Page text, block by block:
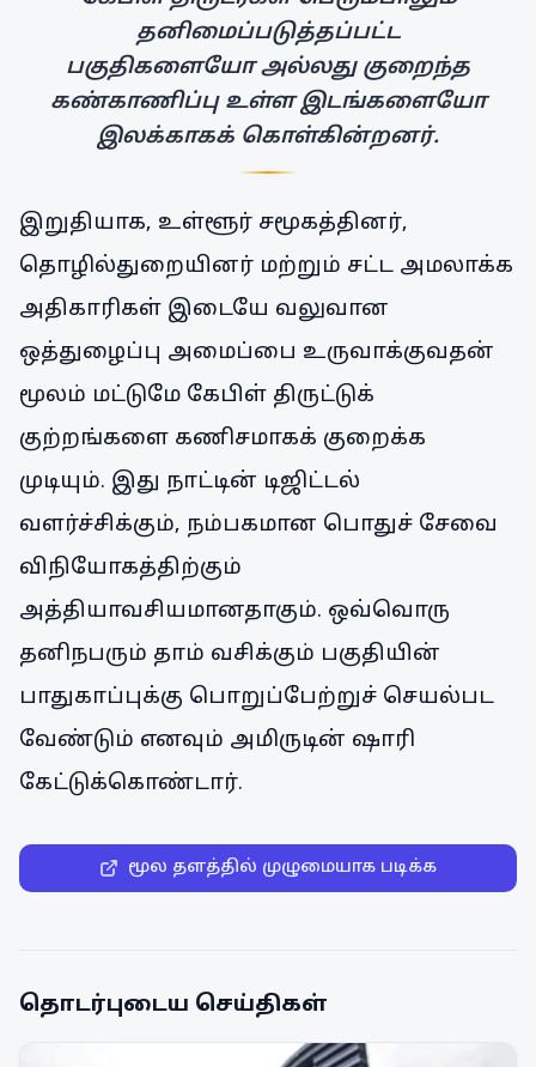
தனிமைப்படுத்தப்பட்ட
பகுதிகளையோ அல்லது குறைந்த
கண்காணிப்பு உள்ள இடங்களையோ
இலக்காகக் கொள்கின்றனர்.
இறுதியாக, உள்ளூர் சமூகத்தினர்,
தொழில்துறையினர் மற்றும் சட்ட அமலாக்க
அதிகாரிகள் இடையே வலுவான
ஒத்துழைப்பு அமைப்பை உருவாக்குவதன்
மூலம் மட்டுமே கேபிள் திருட்டுக்
குற்றங்களை கணிசமாகக் குறைக்க
முடியும். இது நாட்டின் டிஜிட்டல்
வளர்ச்சிக்கும், நம்பகமான பொதுச் சேவை
விநியோகத்திற்கும்
அத்தியாவசியமானதாகும். ஒவ்வொரு
தனிநபரும் தாம் வசிக்கும் பகுதியின்
பாதுகாப்புக்கு பொறுப்பேற்றுச் செயல்பட
வேண்டும் எனவும் அமிருடின் ஷாரி
கேட்டுக்கொண்டார்.
மூல தளத்தில் முழுமையாக படிக்க
தொடர்புடைய செய்திகள்